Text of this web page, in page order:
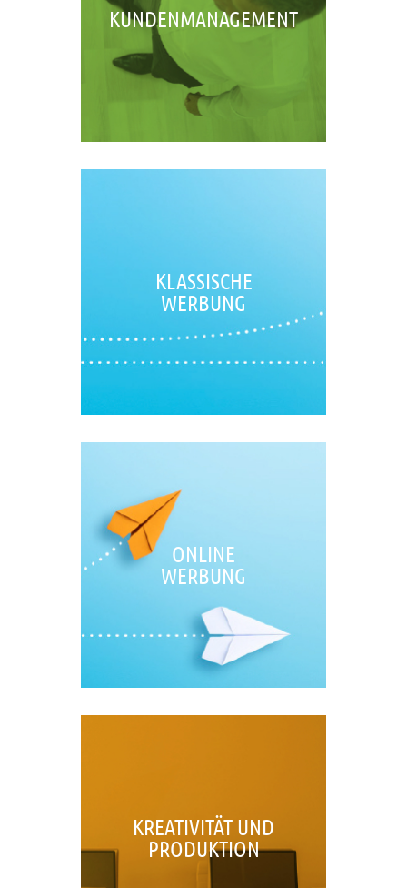
KUNDENMANAGEMENT
KLASSISCHE
WERBUNG
ONLINE
WERBUNG
KREATIVITÄT UND
PRODUKTION